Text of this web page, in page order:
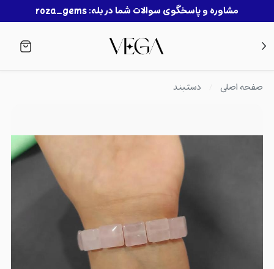
مشاوره و پاسخگوی سوالات شما در بله: roza_gems
صفحه اصلی دستبند